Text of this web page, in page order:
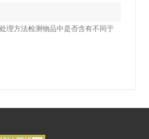
理方法检测物品中是否含有不同于